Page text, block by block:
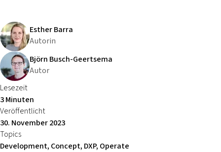
Esther Barra
Autorin
Björn Busch-Geertsema
Autor
Lesezeit
3 Minuten
Veröffentlicht
30. November 2023
Topics
Development, Concept, DXP, Operate